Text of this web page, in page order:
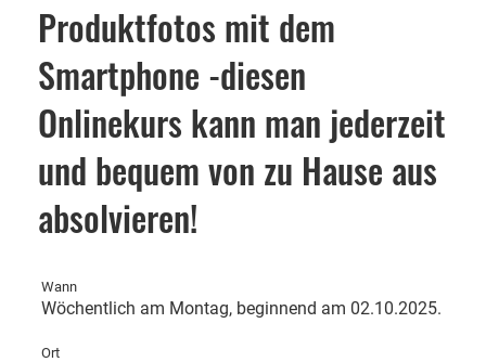
Produktfotos mit dem
Smartphone -diesen
Onlinekurs kann man jederzeit
und bequem von zu Hause aus
absolvieren!
Wann
Wöchentlich am Montag, beginnend am 02.10.2025.
Ort